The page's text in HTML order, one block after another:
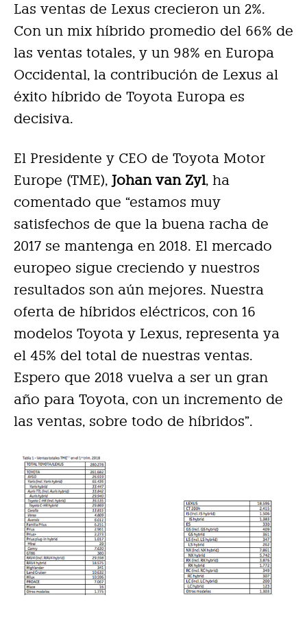
Las ventas de Lexus crecieron un 2%.
Con un mix híbrido promedio del 66% de
las ventas totales, y un 98% en Europa
Occidental, la contribución de Lexus al
éxito híbrido de Toyota Europa es
decisiva.
El Presidente y CEO de Toyota Motor
Europe (TME), Johan van Zyl, ha
comentado que “estamos muy
satisfechos de que la buena racha de
2017 se mantenga en 2018. El mercado
europeo sigue creciendo y nuestros
resultados son aún mejores. Nuestra
oferta de híbridos eléctricos, con 16
modelos Toyota y Lexus, representa ya
el 45% del total de nuestras ventas.
Espero que 2018 vuelva a ser un gran
año para Toyota, con un incremento de
las ventas, sobre todo de híbridos”.